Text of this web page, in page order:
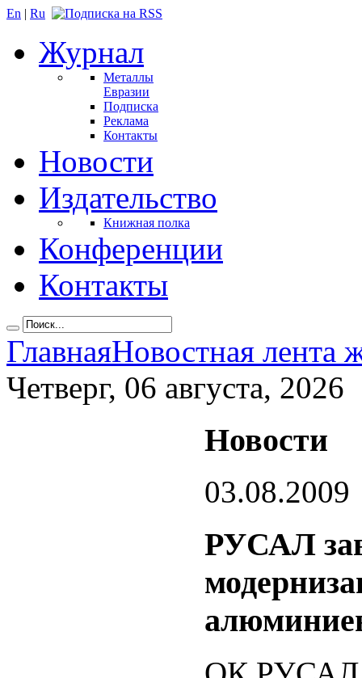
En | Ru
Журнал
Металлы
Евразии
Подписка
Реклама
Контакты
Новости
Издательство
Книжная полка
Конференции
Контакты
ГлавнаяНовостная лента
Четверг, 06 августа, 2026
Новости
03.08.2009
РУСАЛ